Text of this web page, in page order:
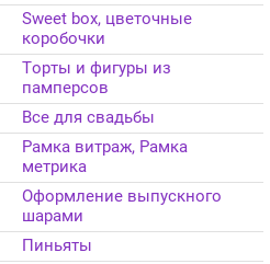
Sweet box, цветочные
коробочки
Торты и фигуры из
памперсов
Все для свадьбы
Рамка витраж, Рамка
метрика
Оформление выпускного
шарами
Пиньяты